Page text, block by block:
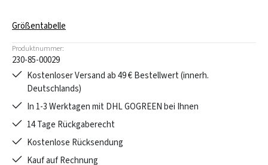
Größentabelle
Produktnummer:
230-85-00029
Kostenloser Versand ab 49 € Bestellwert (innerh.
Deutschlands)
In 1-3 Werktagen mit DHL GOGREEN bei Ihnen
14 Tage Rückgaberecht
Kostenlose Rücksendung
Kauf auf Rechnung